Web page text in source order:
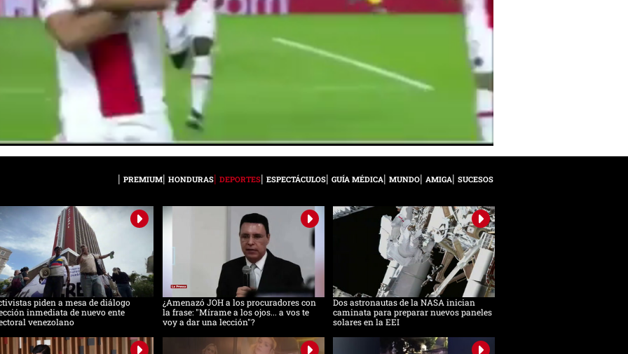
PREMIUM HONDURAS DEPORTES ESPECTÁCULOS GUÍA MÉDICA MUNDO AMIGA SUCESOS
piden a mesa de diálogo
inmediata de nuevo ente
venezolano
¿Amenazó JOH a los procuradores con
la frase: "Mírame a los ojos... a vos te
voy a dar una lección"?
Dos astronautas de la NASA inician
caminata para preparar nuevos paneles
solares en la EEI